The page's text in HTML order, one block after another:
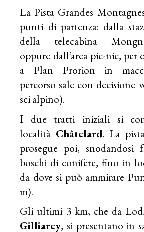
La Pista Grandes
punti di partenza: dalla
della telecabina
oppure dall’area pic-nic, per
a Plan Prorion in
percorso sale con decisione
sci alpino).
I due tratti iniziali si
località Châtelard. La
prosegue poi, snodandosi
boschi di conifere, fino in
da dove si può ammirare
m).
Gli ultimi 3 km, che da
Gilliarey, si presentano in